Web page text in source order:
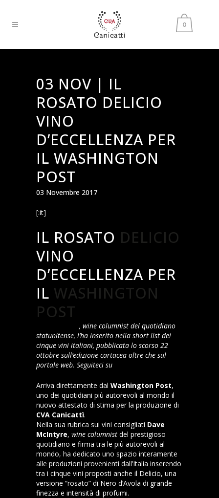
0
03 NOV | IL
ROSATO DELICIO
VINO
D’ECCELLENZA PER
IL WASHINGTON
POST
03 Novembre 2017
[:it]
IL ROSATO DELICIO
VINO
D’ECCELLENZA PER
IL WASHINGTON
POST
, wine columnist del quotidiano
statunitense, l’ha inserito nella short list dei
cinque vini italiani, pubblicata lo scorso 22
ottobre sull’edizione cartacea oltre che sul
portale web. Seguiteci su
Arriva direttamente dal Washington Post,
uno dei quotidiani più autorevoli al mondo il
nuovo attestato di stima per la produzione di
CVA Canicattì.
Nella sua rubrica sui vini consigliati Dave
McIntyre, wine columnist del prestigioso
quotidiano e firma tra le più autorevoli al
mondo, ha dedicato uno spazio interamente
alle produzioni provenienti dall’Italia inserendo
tra i cinque vini proposti anche il Delicio, una
versione “rosato” di Nero d’Avola di grande
finezza e intensità di profumi.